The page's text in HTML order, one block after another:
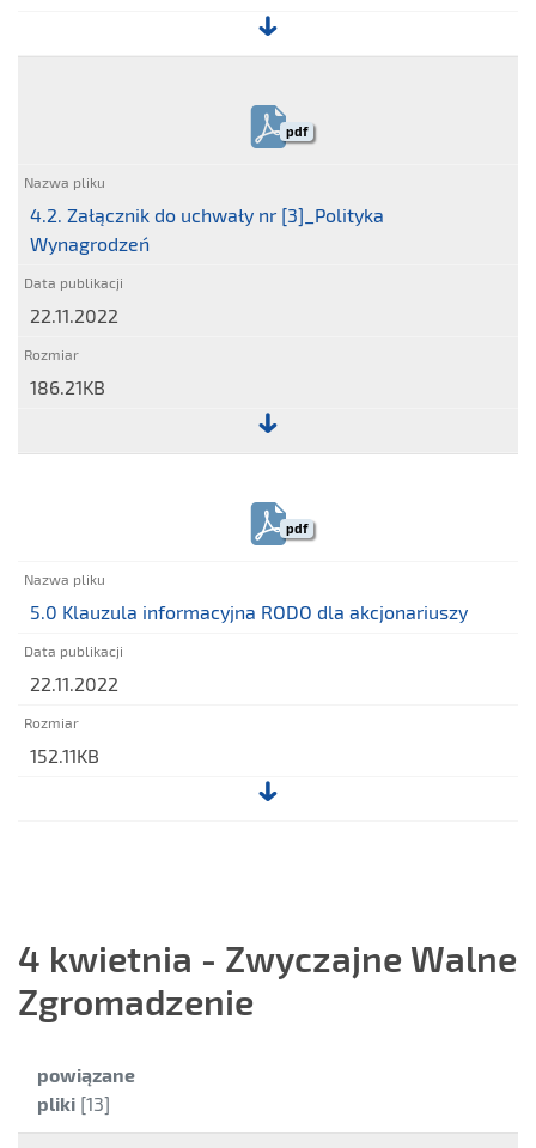
Plik:
NWZ
pdf
4.2. Załącznik do uchwały nr [3]_Polityka
Wynagrodzeń
22.11.2022
186.21KB
Plik:
uchwały
nr
Wynagrodzeń
pdf
5.0 Klauzula informacyjna RODO dla akcjonariuszy
22.11.2022
152.11KB
RODO
dla
akcjonariuszy
4 kwietnia - Zwyczajne Walne
Zgromadzenie
Kategoria:
powiązane
pliki [13]